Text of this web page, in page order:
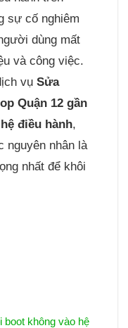
sự cố nghiêm
dùng mất
và công việc.
vụ Sửa
Quận 12 gần
điều hành,
nguyên nhân là
nhất để khôi
boot không vào hệ